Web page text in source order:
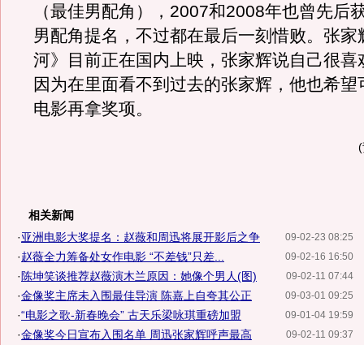
（最佳男配角），2007和2008年也曾先后
男配角提名，不过都在最后一刻惜败。张家
河》目前正在国内上映，张家辉说自己很喜
因为在里面看不到过去的张家辉，他也希望
电影再拿奖项。
相关新闻
09-02-23 08:25
·亚洲电影大奖提名：赵薇和周迅将展开影后之争
09-02-16 16:50
·赵薇全力筹备处女作电影 “不差钱”只差...
09-02-11 07:44
· 陈坤笑谈推荐赵薇演木兰原因：她像个男人(图)
09-03-01 09:25
·金像奖主席未入围最佳导演 陈嘉上自夸其公正
09-01-04 19:59
·“电影之歌-新春晚会” 古天乐梁咏琪重磅加盟
09-02-11 09:37
·金像奖今日宣布入围名单 周迅张家辉呼声最高